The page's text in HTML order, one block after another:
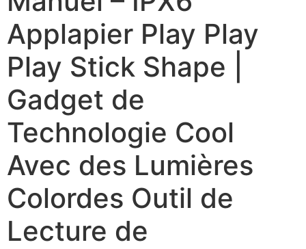
Applapier Play Play
Play Stick Shape |
Gadget de
Technologie Cool
Avec des Lumières
Colordes Outil de
Lecture de